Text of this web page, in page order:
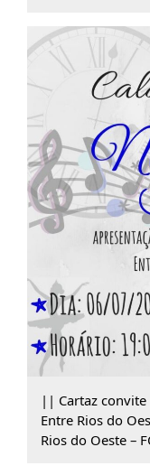
|| Cartaz convite
Entre Rios do
Rios do Oeste –